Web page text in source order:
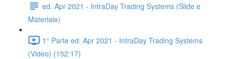
ed. Apr 2021 - IntraDay Trading Systems (Slide e
Materiale)
1° Parte ed. Apr 2021 - IntraDay Trading Systems
(Video) (152:17)